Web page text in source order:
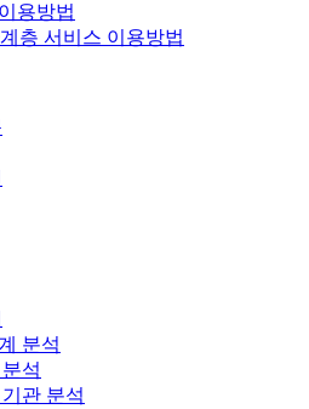
용방법
층 서비스 이용방법
분석
석
관 분석